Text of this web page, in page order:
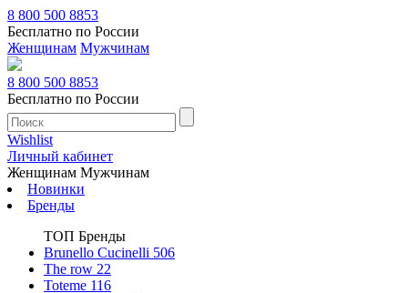
8 800 500 8853
Бесплатно по России
Женщинам Мужчинам
8 800 500 8853
Бесплатно по России
Wishlist
Личный кабинет
Женщинам Мужчинам
Новинки
Бренды
ТОП Бренды
Brunello Cucinelli 506
The row 22
Toteme 116